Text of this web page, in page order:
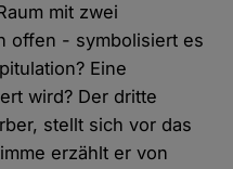
mit zwei
offen - symbolisiert es
Eine
wird? Der dritte
stellt sich vor das
erzählt er von